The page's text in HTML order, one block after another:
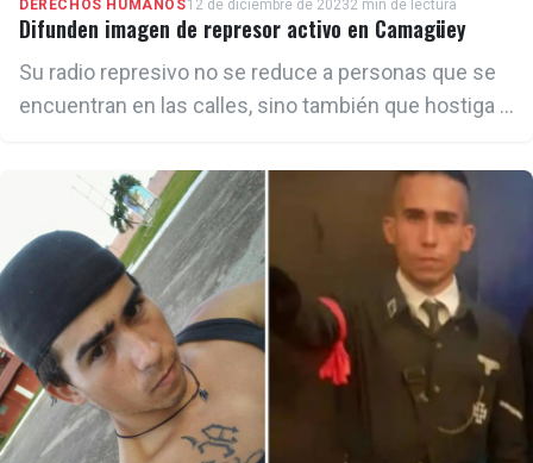
DERECHOS HUMANOS12 de diciembre de 20232 min de lectura
Difunden imagen de represor activo en Camagüey
Su radio represivo no se reduce a personas que se
encuentran en las calles, sino también que hostiga a